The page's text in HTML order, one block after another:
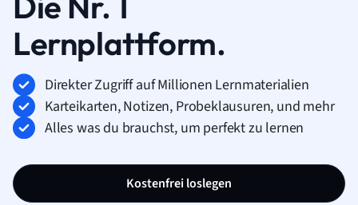
Lernplattform.
Direkter Zugriff auf Millionen Lernmaterialien
Karteikarten, Notizen, Probeklausuren, und mehr
Alles was du brauchst, um perfekt zu lernen
Kostenfrei loslegen